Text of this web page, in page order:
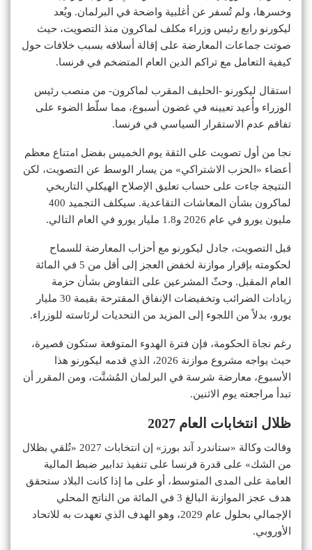
وخسرها، ولم تُسفر عن أغلبية واضحة في البرلمان. ويُعد
ليكورنو رابع رئيس وزراء مكلف لماكرون منذ التصويت، حيث
صوتت جماعات المعارضة على إقالة أسلافه بسبب خلافات حول
كيفية التعامل مع تراكم الدين العام المتضخم في فرنسا.
استقال ليكورنو -الحليف المقرب لماكرون- من منصب رئيس
الوزراء وأُعيد تعيينه في غضون أسبوع، مما سلّط الضوء على
تفاقم عدم الاستقرار السياسي في فرنسا.
نجا من أول تصويت على الثقة يوم الخميس بفضل امتناع معظم
أعضاء «الحزب الاشتراكي» من يسار الوسط عن التصويت، لكن
النتيجة جاءت على حساب تعليق الإصلاح الهيكلي التاريخي
لماكرون بشأن المعاشات التقاعدية. سيكلف التجميد 400
مليون يورو في عام 2026 و1.8 مليار يورو في العام التالي.
قبل التصويت، جادل ليكورنو مع أحزاب المعارضة للسماح
لحكومته بإقرار موازنة لخفض العجز إلى أقل من 5 في المائة
العام المقبل. وحثّ المشرعين على التفاوض بشأن حزمة
زيادات الضرائب وتخفيضات الإنفاق المقترحة بقيمة 30 مليار
يورو، بدلاً من اللجوء إلى المزيد من التحديات لرئاسته للوزراء.
رغم نجاة الحكومة، فإن فترة الهدوء المتوقعة ستكون قصيرة،
حيث يواجه مشروع موازنة 2026، الذي قدمه ليكورنو هذا
الأسبوع، معارضة شرسة في البرلمان المُشتَّت، ومن المقرر أن
تبدأ مراجعته يوم الاثنين.
ظلال انتخابات العام 2027
وقالت وكالة «ستاندرد آند بورز» إن انتخابات 2027 «تُلقي بظلال
من الشك» على قدرة فرنسا على تنفيذ تدابير ضبط المالية
العامة على المدى المتوسط، أو على ما إذا كانت البلاد ستحقق
هدف عجز الموازنة البالغ 3 في المائة من الناتج المحلي
الإجمالي بحلول عام 2029، وهو الهدف الذي تعهدت به للاتحاد
الأوروبي.